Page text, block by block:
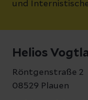
und
Helios
Röntgenstraße 2
08529 Plauen